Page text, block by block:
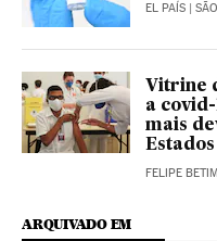
EL PAÍS |
Vitrine
a covid-
mais
Estados
FELIPE BETIM
ARQUIVADO EM